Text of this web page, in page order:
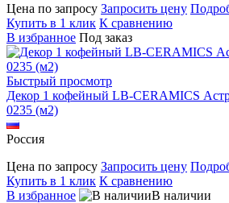
Цена по запросу Запросить цену
Купить в 1 клик К сравнению
В избранное Под заказ
Быстрый просмотр
Декор 1 кофейный LB-CERAMICS
0235 (м2)
Россия
Цена по запросу Запросить цену
Купить в 1 клик К сравнению
В избранное
В наличии